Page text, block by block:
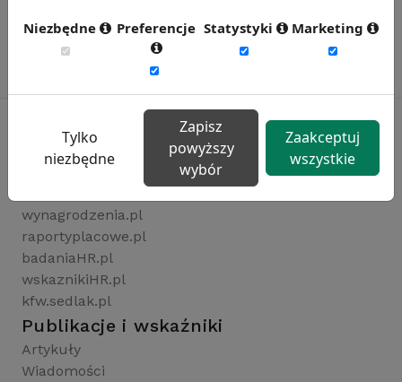
Rynekpracy.pl
wynagrodzenia.pl
raportyplacowe.pl
badaniaHR.pl
wskaznikiHR.pl
kfw.sedlak.pl
Publikacje i wskaźniki
Artykuły
Wiadomości
Niezbędne Preferencje Statystyki Marketing
Tylko
niezbędne
Zapisz
powyższy
wybór
Zaakceptuj
wszystkie